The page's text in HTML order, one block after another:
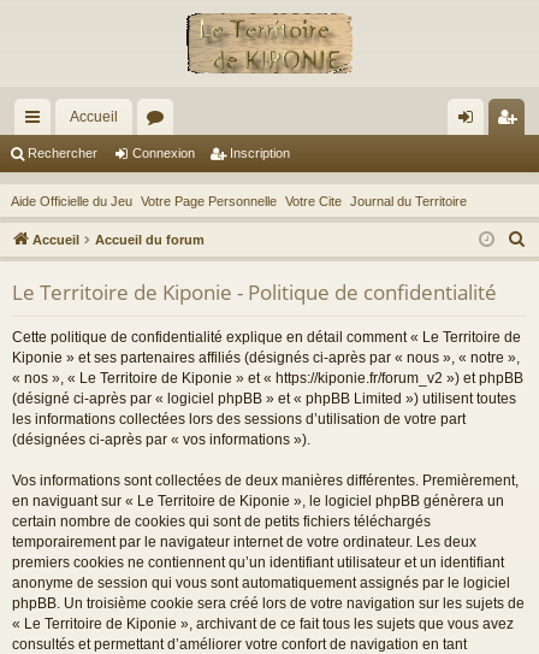
ac
co
ur
ci
s
Accueil
or
u
m
s
ne
xi
on
cri
pti
on
Rechercher Connexion Inscription
Aide Officielle du Jeu Votre Page Personnelle Votre Cite Journal du Territoire
Accueil Accueil du forum
e
Le Territoire de Kiponie - Politique de confidentialité
Cette politique de confidentialité explique en détail comment « Le Territoire de
Kiponie » et ses partenaires affiliés (désignés ci-après par « nous », « notre »,
« nos », « Le Territoire de Kiponie » et « https://kiponie.fr/forum_v2 ») et phpBB
(désigné ci-après par « logiciel phpBB » et « phpBB Limited ») utilisent toutes
les informations collectées lors des sessions d’utilisation de votre part
(désignées ci-après par « vos informations »).
Vos informations sont collectées de deux manières différentes. Premièrement,
en naviguant sur « Le Territoire de Kiponie », le logiciel phpBB génèrera un
certain nombre de cookies qui sont de petits fichiers téléchargés
temporairement par le navigateur internet de votre ordinateur. Les deux
premiers cookies ne contiennent qu’un identifiant utilisateur et un identifiant
anonyme de session qui vous sont automatiquement assignés par le logiciel
phpBB. Un troisième cookie sera créé lors de votre navigation sur les sujets de
« Le Territoire de Kiponie », archivant de ce fait tous les sujets que vous avez
consultés et permettant d’améliorer votre confort de navigation en tant